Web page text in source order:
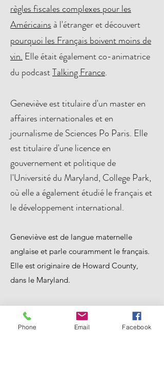
règles fiscales complexes pour les
Américainsà l'étranger et découvert
pourquoi les Français boivent moins de
vin. Elle était également co-animatrice
du podcastTalking France.
Geneviève est titulaire d'un master en
affaires internationales et en
journalisme de Sciences Po Paris. Elle
est titulaire d'une licence en
gouvernement et politique de
l'Université du Maryland, College Park,
où elle a également étudié le français et
le développement international.
Geneviève est de langue maternelle
anglaise et parle couramment le français.
Elle est originaire de Howard County,
dans le Maryland.
Vous pouvez la joindre auTwitterou
genmansfield1[at]gmail.com
Phone Email Facebook